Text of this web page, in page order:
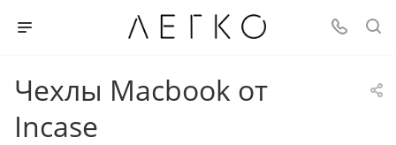
Чехлы Macbook от
Incase